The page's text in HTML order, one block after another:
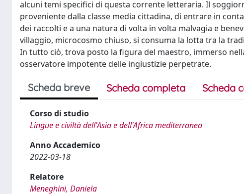
alcuni temi specifici di questa corrente letteraria. Il
proveniente dalla classe media cittadina, di entrare in
dei raccolti e a una natura di volta in volta malvagia e
villaggio, microcosmo chiuso, si consuma la lotta tra la
In tutto ciò, trova posto la figura del maestro, immerso
osservatore impotente delle ingiustizie perpetrate.
Scheda breve Scheda completa Scheda
Corso di studio
Lingue e civiltà dell'Asia e dell'Africa mediterranea
Anno Accademico
2022-03-18
Relatore
Meneghini, Daniela